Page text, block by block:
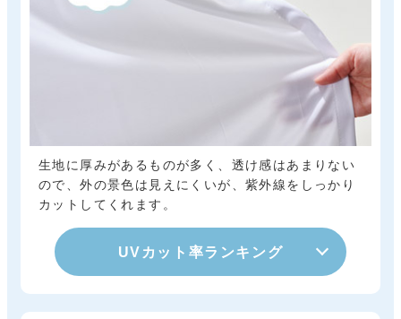
生地に厚みがあるものが多く、透け感はあまりない
ので、外の景色は見えにくいが、紫外線をしっかり
カットしてくれます。
UVカット率ランキング